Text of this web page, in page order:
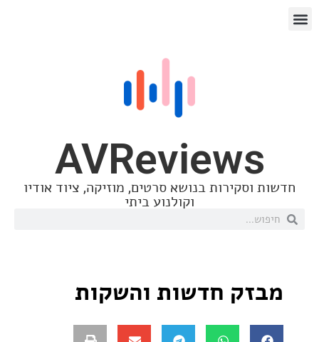
בנושא סרטים, מוזיקה, ציוד אודיו
וקולנוע ביתי
חדשות והשקות